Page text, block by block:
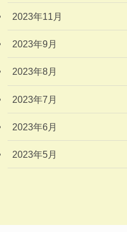
2023年11月
2023年9月
2023年8月
2023年7月
2023年6月
2023年5月